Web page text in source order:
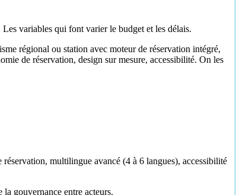
variables qui font varier le budget et les délais.
régional ou station avec moteur de réservation intégré,
de réservation, design sur mesure, accessibilité. On les
multilingue avancé (4 à 6 langues), accessibilité
gouvernance entre acteurs.